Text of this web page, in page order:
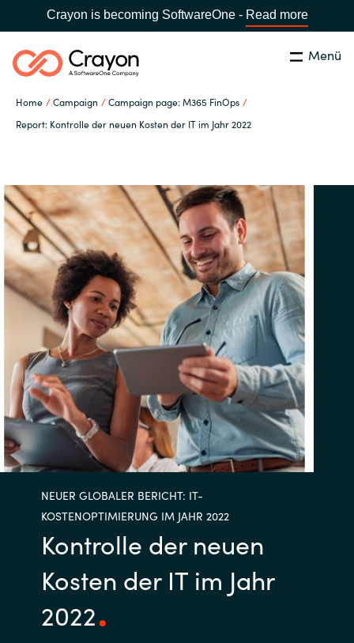
Crayon is becoming SoftwareOne - Read more
Menü
Home Campaign
Campaign page: M365 FinOps
Report: Kontrolle der neuen Kosten der IT im Jahr 2022
Global site
Africa
Australia
Austria
Bulgaria
Czechia
Denmark
Estonia
Finland
France
Suchen Schliessen
Unsere Expertise
Partner Business
Ressourcen
Über uns
Kontakt
Karriere
NEUER GLOBALER BERICHT: IT-
KOSTENOPTIMIERUNG IM JAHR 2022
Kontrolle der neuen
Kosten der IT im Jahr
2022